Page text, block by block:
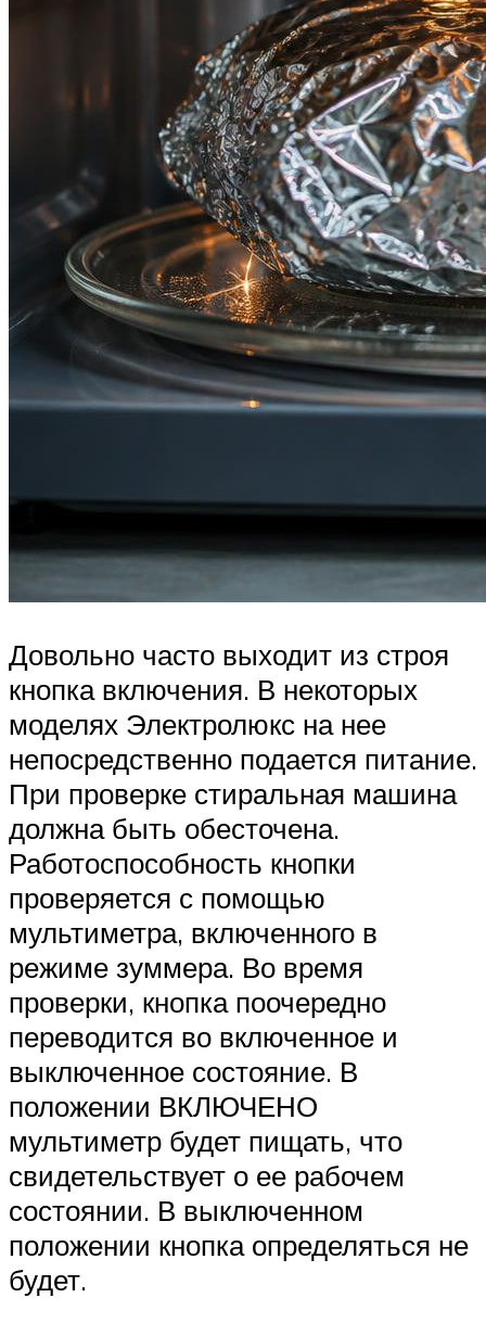
Довольно часто выходит из строя
кнопка включения. В некоторых
моделях Электролюкс на нее
непосредственно подается питание.
При проверке стиральная машина
должна быть обесточена.
Работоспособность кнопки
проверяется с помощью
мультиметра, включенного в
режиме зуммера. Во время
проверки, кнопка поочередно
переводится во включенное и
выключенное состояние. В
положении ВКЛЮЧЕНО
мультиметр будет пищать, что
свидетельствует о ее рабочем
состоянии. В выключенном
положении кнопка определяться не
будет.